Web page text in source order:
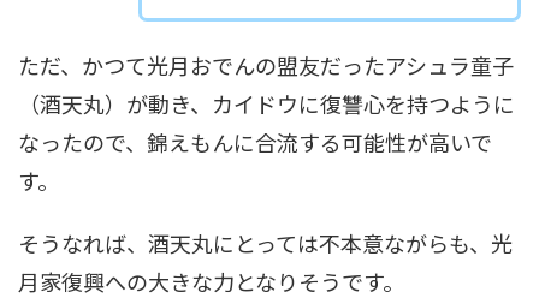
ただ、かつて光月おでんの盟友だったアシュラ童子
（酒天丸）が動き、カイドウに復讐心を持つように
なったので、錦えもんに合流する可能性が高いで
す。
そうなれば、酒天丸にとっては不本意ながらも、光
月家復興への大きな力となりそうです。